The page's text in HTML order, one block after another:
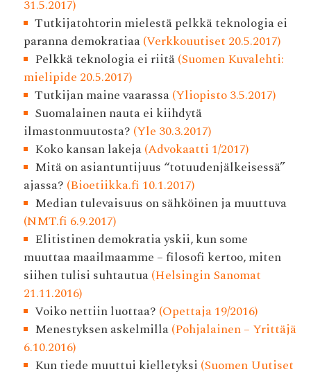
31.5.2017)
Tutkijatohtorin mielestä pelkkä teknologia ei
paranna demokratiaa(Verkkouutiset 20.5.2017)
Pelkkä teknologia ei riitä(Suomen Kuvalehti:
mielipide 20.5.2017)
Tutkijan maine vaarassa(Yliopisto 3.5.2017)
Suomalainen nauta ei kiihdytä
ilmastonmuutosta? (Yle 30.3.2017)
Koko kansan lakeja(Advokaatti 1/2017)
Mitä on asiantuntijuus “totuudenjälkeisessä”
ajassa? (Bioetiikka.fi 10.1.2017)
Median tulevaisuus on sähköinen ja muuttuva
(NMT.fi 6.9.2017)
Elitistinen demokratia yskii, kun some
muuttaa maailmaamme – filosofi kertoo, miten
siihen tulisi suhtautua(Helsingin Sanomat
21.11.2016)
Voiko nettiin luottaa? (Opettaja 19/2016)
Menestyksen askelmilla(Pohjalainen – Yrittäjä
6.10.2016)
Kun tiede muuttui kielletyksi (Suomen Uutiset